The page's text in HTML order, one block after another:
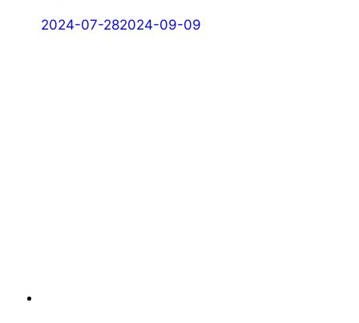
2024-07-282024-09-09